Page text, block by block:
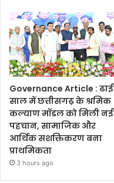
Governance Article : ढाई
साल में छत्तीसगढ़ के श्रमिक
कल्याण मॉडल को मिली नई
पहचान, सामाजिक और
आर्थिक सशक्तिकरण बना
प्राथमिकता
3 hours ago